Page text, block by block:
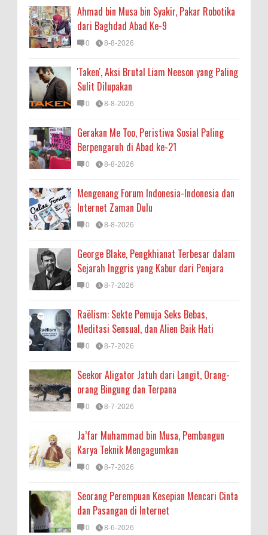
Ahmad bin Musa bin Syakir, Pakar Robotika
dari Baghdad Abad Ke-9
0 8-8-2026
'Taken', Aksi Brutal Liam Neeson yang Paling
Sulit Dilupakan
0 8-8-2026
Gerakan Me Too, Peristiwa Sosial Paling
Berpengaruh di Abad ke-21
0 8-8-2026
Mengenang Forum Indonesia-Indonesia dan
Internet Zaman Dulu
0 8-8-2026
George Blake, Pengkhianat Terbesar dalam
Sejarah Inggris yang Kabur dari Penjara
0 8-7-2026
Raëlism: Sekte Pemuja Seks Bebas,
Meditasi Sensual, dan Alien Baik Hati
0 8-7-2026
Seekor Aligator Jatuh dari Langit, Orang-
orang Bingung dan Terpana
0 8-7-2026
Ja’far Muhammad bin Musa, Pembangun
Karya Teknik Mengagumkan
0 8-7-2026
Seorang Perempuan Kesepian Mencari Cinta
dan Pasangan di Internet
0 8-6-2026